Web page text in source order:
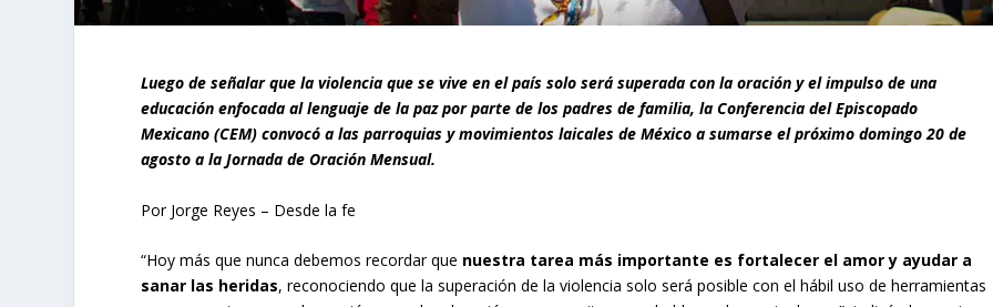
Luego de señalar que la violencia que se vive en el país solo será superada con la oración y el impulso de una
educación enfocada al lenguaje de la paz por parte de los padres de familia, la Conferencia del Episcopado
Mexicano (CEM) convocó a las parroquias y movimientos laicales de México a sumarse el próximo domingo 20 de
agosto a la Jornada de Oración Mensual.
Por Jorge Reyes – Desde la fe
“Hoy más que nunca debemos recordar que nuestra tarea más importante es fortalecer el amor y ayudar a
sanar las heridas, reconociendo que la superación de la violencia solo será posible con el hábil uso de herramientas